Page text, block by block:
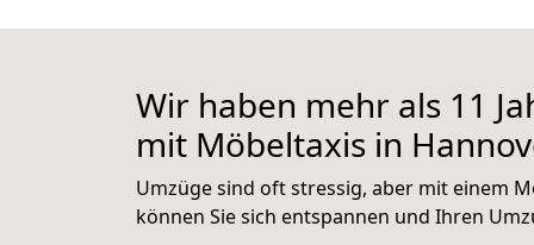
Wir haben mehr als 11
mit Möbeltaxis in
Umzüge sind oft stressig, aber mit einem
können Sie sich entspannen und Ihren